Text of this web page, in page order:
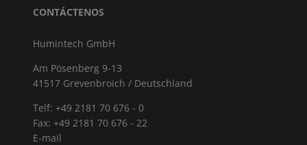
CONTÁCTENOS
Humintech GmbH
Am Pösenberg 9-13
41517 Grevenbroich / Deutschland
Telf: +49 2181 70 676 - 0
Fax: +49 2181 70 676 - 22
E-mail